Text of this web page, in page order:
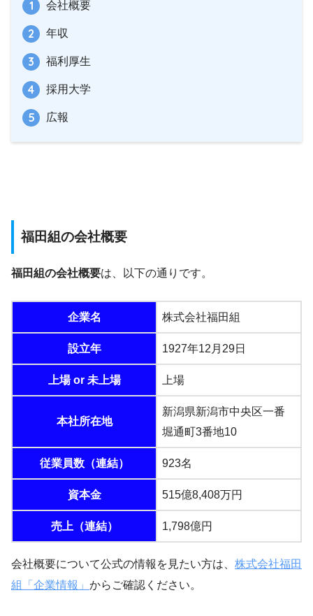
会社概要
年収
福利厚生
採用大学
広報
福田組の会社概要
福田組の会社概要は、以下の通りです。
企業名 株式会社福田組
設立年 1927年12月29日
上場 or 未上場 上場
本社所在地
新潟県新潟市中央区一番
堀通町3番地10
従業員数（連結） 923名
資本金 515億8,408万円
売上（連結） 1,798億円
会社概要について公式の情報を見たい方は、 株式会社福田
組「企業情報」 からご確認ください。